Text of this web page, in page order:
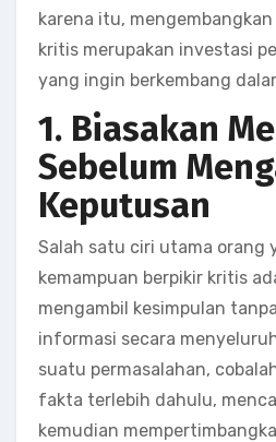
karena itu,
kritis merupakan investasi
yang ingin berkembang
1. Biasakan
Sebelum
Keputusan
Salah satu ciri utama orang
kemampuan berpikir kritis
mengambil kesimpulan
informasi secara
suatu permasalahan,
fakta terlebih dahulu,
kemudian